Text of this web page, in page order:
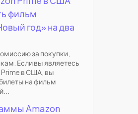
фильм
год» на два
за покупки,
Если вы являетесь
в США, вы
на фильм
Amazon